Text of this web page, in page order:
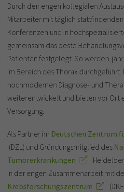
Durch den engen kollegialen
Mitarbeiter mit täglich
Konferenzen und in
gemeinsam das beste
Patienten festgelegt. So werden
im Bereich des Thorax
hochmodernen Diagnose- und
weiterentwickelt und bieten vor Ort
Versorgung.
Als Partner im Deutschen Zentrum
(DZL) und Gründungsmitglied des
Tumorerkrankungen
in der engen Zusammenarbeit mit
Krebsforschungszentrum